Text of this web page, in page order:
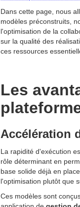
Dans cette page, nous
modèles préconstruits,
l'optimisation de la
sur la qualité des
ces ressources
Les
Accélération
La rapidité d'exécution
rôle déterminant en
base solide déjà en
l'optimisation plutôt que
Ces modèles sont